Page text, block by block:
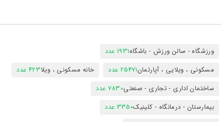
ورزشگاه - سالن ورزش - باشگاه1931 عدد
مسکونی ، ویلایی ، آپارتمان25471 عدد خانه مسکونی ، ویلا423 عدد
ساختمان اداری - تجاری - صنعتی7830 عدد
بیمارستان - درمانگاه - کلینیک3350 عدد